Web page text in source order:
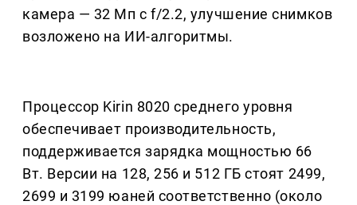
камера — 32 Мп с f/2.2, улучшение снимков
возложено на ИИ-алгоритмы.
Процессор Kirin 8020 среднего уровня
обеспечивает производительность,
поддерживается зарядка мощностью 66
Вт. Версии на 128, 256 и 512 ГБ стоят 2499,
2699 и 3199 юаней соответственно (около